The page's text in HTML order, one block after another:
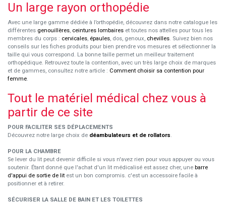
Un large rayon orthopédie
Avec une large gamme dédiée à l’orthopédie, découvrez dans notre catalogue les
différentes genouillères, ceintures lombaires et toutes nos attelles pour tous les
membres du corps : cervicales, épaules, dos, genoux, chevilles. Suivez bien nos
conseils sur les fiches produits pour bien prendre vos mesures et sélectionner la
taille qui vous correspond. La bonne taille permet un meilleur traitement
orthopédique. Retrouvez toute la contention, avec un très large choix de marques
et de gammes, consultez notre article : Comment choisir sa contention pour
femme.
Tout le matériel médical chez vous à
partir de ce site
POUR FACILITER SES DÉPLACEMENTS
Découvrez notre large choix de déambulateurs et de rollators.
POUR LA CHAMBRE
Se lever du lit peut devenir difficile si vous n'avez rien pour vous appuyer ou vous
soutenir. Étant donné que l'achat d'un lit médicalisé est assez cher, une barre
d'appui de sortie de lit est un bon compromis. c'est un accessoire facile à
positionner et à retirer.
SÉCURISER LA SALLE DE BAIN ET LES TOILETTES